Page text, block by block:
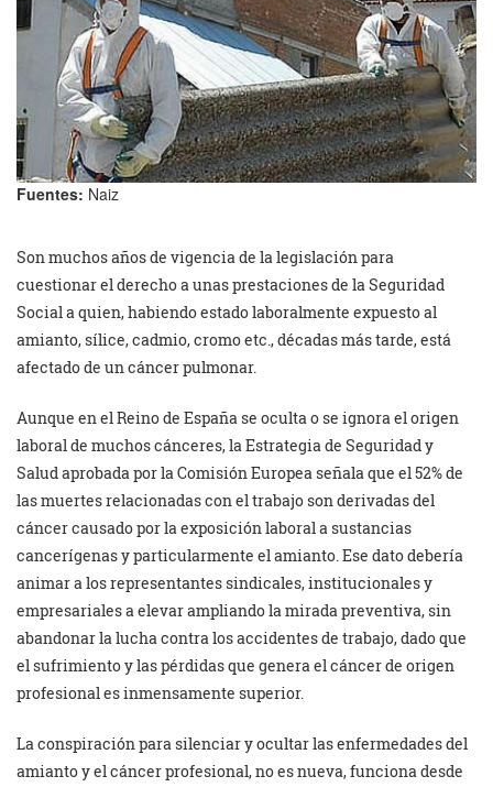
Fuentes: Naiz
Son muchos años de vigencia de la legislación para
cuestionar el derecho a unas prestaciones de la Seguridad
Social a quien, habiendo estado laboralmente expuesto al
amianto, sílice, cadmio, cromo etc., décadas más tarde, está
afectado de un cáncer pulmonar.
Aunque en el Reino de España se oculta o se ignora el origen
laboral de muchos cánceres, la Estrategia de Seguridad y
Salud aprobada por la Comisión Europea señala que el 52% de
las muertes relacionadas con el trabajo son derivadas del
cáncer causado por la exposición laboral a sustancias
cancerígenas y particularmente el amianto. Ese dato debería
animar a los representantes sindicales, institucionales y
empresariales a elevar ampliando la mirada preventiva, sin
abandonar la lucha contra los accidentes de trabajo, dado que
el sufrimiento y las pérdidas que genera el cáncer de origen
profesional es inmensamente superior.
La conspiración para silenciar y ocultar las enfermedades del
amianto y el cáncer profesional, no es nueva, funciona desde